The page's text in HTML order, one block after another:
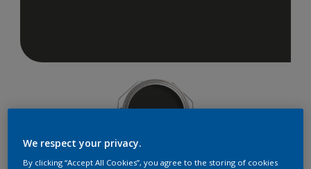
We respect your privacy.
By clicking “Accept All Cookies”, you agree to the storing of cookies